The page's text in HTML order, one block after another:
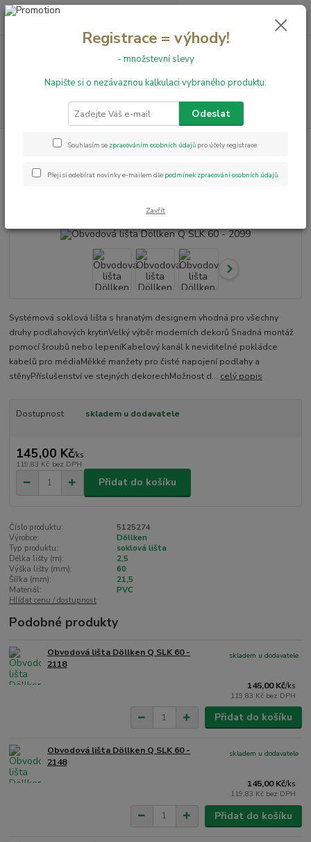
+420 731 199 591 0,00 Kč
Obvodové lišty Obvodová lišta Döllken Q SLK 60 - 2099
Obvodová lišta Döllken Q SLK 60
Systémová soklová lišta s hranatým designem vhodná pro všechny
druhy podlahových krytinVelký výběr moderních dekorů Snadná montáž
pomocí šroubů nebo lepeníKabelový kanál k neviditelné pokládce
kabelů pro médiaMěkké manžety pro čisté napojení podlahy a
stěnyPříslušenství ve stejných dekorechMožnost d... celý popis
Dostupnost skladem u dodavatele
145,00 Kč/ks
119,83 Kč bez DPH
Přidat do košíku
Číslo produktu:
5125274
Výrobce:
Döllken
Typ produktu:
soklová lišta
Délka lišty (m):
2,5
Výška lišty (mm):
60
Šířka (mm):
21,5
Materiál:
PVC
Hlídat cenu / dostupnost
Podobné produkty
Obvodová lišta Döllken Q SLK 60 -
2118
145,00 Kč/ks
119,83 Kč bez DPH
skladem u dodavatele
Přidat do košíku
Obvodová lišta Döllken Q SLK 60 -
2148
145,00 Kč/ks
119,83 Kč bez DPH
skladem u dodavatele
Přidat do košíku
Registrace = výhody!
- množstevní slevy
Napište si o nezávaznou kalkulaci vybraného produktu.
Odeslat
Souhlasím se zpracováním osobních údajů pro účely registrace.
Přeji si odebírat novinky e-mailem dle podmínek zpracování osobních údajů.
Zavřít